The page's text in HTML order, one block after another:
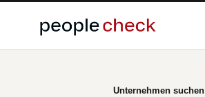
Unternehmen suchen